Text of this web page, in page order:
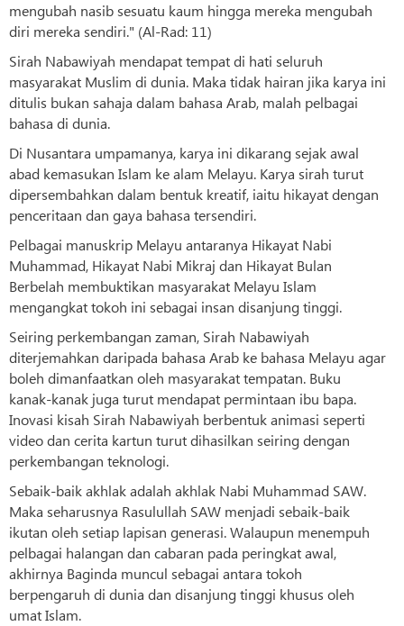
mengubah nasib sesuatu kaum hingga mereka mengubah
diri mereka sendiri." (Al-Rad: 11)
Sirah Nabawiyah mendapat tempat di hati seluruh
masyarakat Muslim di dunia. Maka tidak hairan jika karya ini
ditulis bukan sahaja dalam bahasa Arab, malah pelbagai
bahasa di dunia.
Di Nusantara umpamanya, karya ini dikarang sejak awal
abad kemasukan Islam ke alam Melayu. Karya sirah turut
dipersembahkan dalam bentuk kreatif, iaitu hikayat dengan
penceritaan dan gaya bahasa tersendiri.
Pelbagai manuskrip Melayu antaranya Hikayat Nabi
Muhammad, Hikayat Nabi Mikraj dan Hikayat Bulan
Berbelah membuktikan masyarakat Melayu Islam
mengangkat tokoh ini sebagai insan disanjung tinggi.
Seiring perkembangan zaman, Sirah Nabawiyah
diterjemahkan daripada bahasa Arab ke bahasa Melayu agar
boleh dimanfaatkan oleh masyarakat tempatan. Buku
kanak-kanak juga turut mendapat permintaan ibu bapa.
Inovasi kisah Sirah Nabawiyah berbentuk animasi seperti
video dan cerita kartun turut dihasilkan seiring dengan
perkembangan teknologi.
Sebaik-baik akhlak adalah akhlak Nabi Muhammad SAW.
Maka seharusnya Rasulullah SAW menjadi sebaik-baik
ikutan oleh setiap lapisan generasi. Walaupun menempuh
pelbagai halangan dan cabaran pada peringkat awal,
akhirnya Baginda muncul sebagai antara tokoh
berpengaruh di dunia dan disanjung tinggi khusus oleh
umat Islam.